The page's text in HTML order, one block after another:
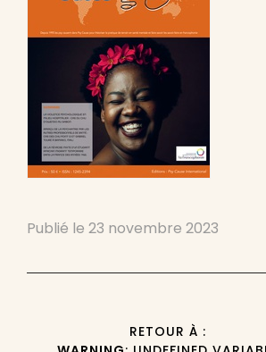
Publié le 23 novembre 2023
RETOUR À :